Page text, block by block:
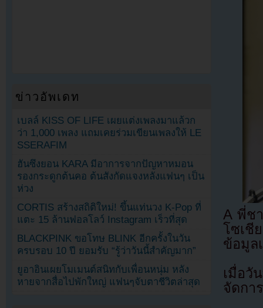
A พี่ช
โซเ
ข้อมูล
เมื่อ
จัดกา
ข่าวอัพเดท
เบลล์ KISS OF LIFE เผยแต่งเพลงมาแล้วก
ว่า 1,000 เพลง แถมเคยร่วมเขียนเพลงให้ LE
SSERAFIM
ฮันซึงยอน KARA มีอาการจากปัญหาหมอน
รองกระดูกต้นคอ ต้นสังกัดแจงหลังแฟนๆ เป็น
ห่วง
CORTIS สร้างสถิติใหม่! ขึ้นแท่นวง K-Pop ที่
แตะ 15 ล้านฟอลโลว์ Instagram เร็วที่สุด
BLACKPINK ขอโทษ BLINK อีกครั้งในวัน
ครบรอบ 10 ปี ยอมรับ “รู้ว่าวันนี้สำคัญมาก”
ยูอาอินเผยโมเมนต์สนิทกับเพื่อนหนุ่ม หลัง
หายจากสื่อไปพักใหญ่ แฟนๆจับตาชีวิตล่าสุด